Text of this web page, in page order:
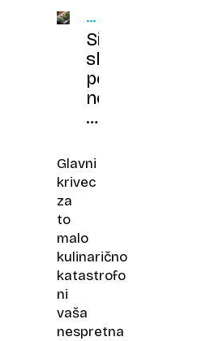
KULINARIČNI
TRIKI
Sindrom
sluzastega
peteršilja:
ne
mečite
v
smeti,
rože!
Glavni
krivec
za
to
malo
kulinarično
katastrofo
ni
vaša
nespretna